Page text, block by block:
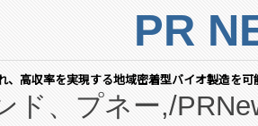
PR
、高収率を実現する地域密着型バイオ製造を
ド、プネー,/